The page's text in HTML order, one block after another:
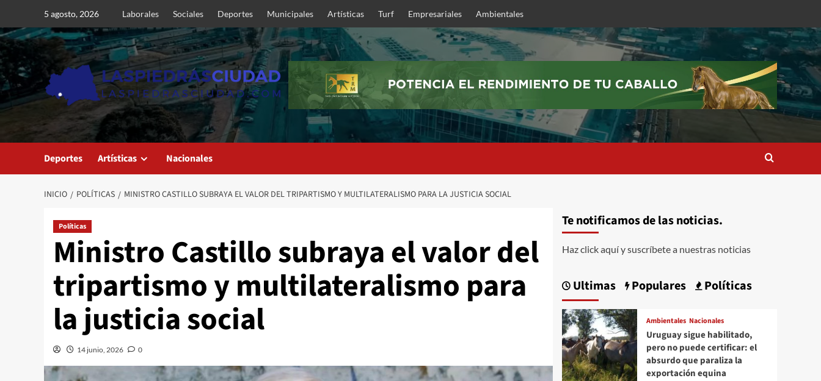
contenido
5 agosto, 2026 Laborales Sociales Deportes Municipales Artísticas Turf Empresariales Ambientales
Deportes Artísticas Nacionales
INICIO POLÍTICAS MINISTRO CASTILLO SUBRAYA EL VALOR DEL TRIPARTISMO Y MULTILATERALISMO PARA LA JUSTICIA SOCIAL
Políticas
Ministro Castillo subraya el valor del
tripartismo y multilateralismo para
la justicia social
14 junio, 2026 0
Te notificamos de las noticias.
Haz click aquí y suscríbete a nuestras noticias
Ultimas Populares Políticas
Ambientales Nacionales
Uruguay sigue habilitado,
pero no puede certificar: el
absurdo que paraliza la
exportación equina